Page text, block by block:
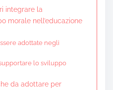
integrare la
morale nell’educazione
adottate negli
lo sviluppo
da adottare per